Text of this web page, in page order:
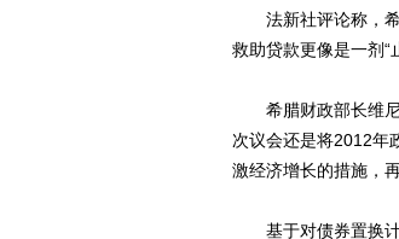
法新社评论称，希
救助贷款更像是一剂“
希腊财政部长维尼
次议会还是将2012年
激经济增长的措施，
基于对债券置换计